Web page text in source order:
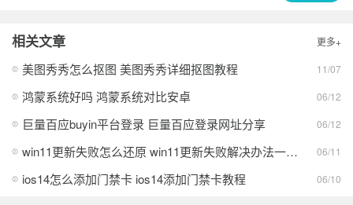
美图秀秀电脑版免费版
美图秀秀最新版本 查看
美图秀秀 查看
美图秀秀 查看
相关文章 更多+
美图秀秀怎么抠图 美图秀秀详细抠图教程 11/07
鸿蒙系统好吗 鸿蒙系统对比安卓 06/12
巨量百应buyin平台登录 巨量百应登录网址分享 06/12
win11更新失败怎么还原 win11更新失败解决办法一览2026 06/11
ios14怎么添加门禁卡 ios14添加门禁卡教程 06/10